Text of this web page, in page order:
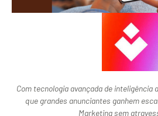
Com tecnologia avançada de
que grandes anunciantes ganhem
Marketing sem